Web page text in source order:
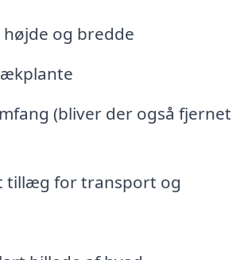
og bredde
(bliver der også fjernet
tillæg for transport og